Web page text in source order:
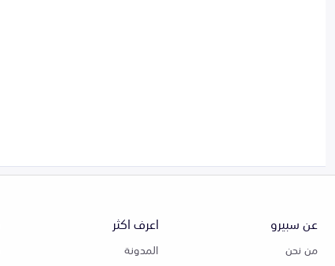
عن سبيرو
من نحن
اعرف اكثر
المدونة